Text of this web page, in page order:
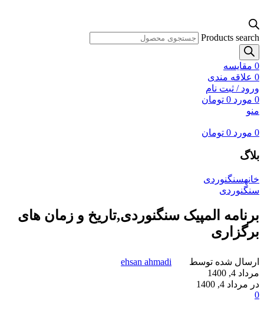
Products search
0 مقايسه
0 علاقه مندی
ورود / ثبت نام
0 مورد 0 تومان
منو
0 مورد 0 تومان
بلاگ
خانهسنگنوردی
سنگنوردی
برنامه المپیک سنگنوردی,تاریخ و زمان های
برگزاری
ارسال شده توسط
ehsan ahmadi
مرداد 4, 1400
در مرداد 4, 1400
0